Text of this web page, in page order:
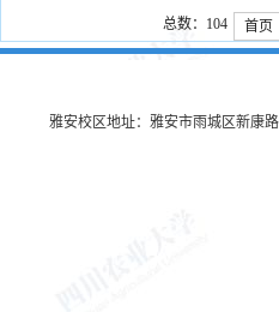
总数：104 首页
雅安校区地址：雅安市雨城区新康